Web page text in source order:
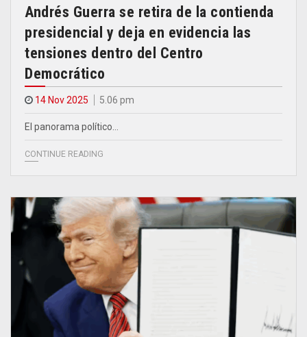
Andrés Guerra se retira de la contienda
presidencial y deja en evidencia las
tensiones dentro del Centro
Democrático
14 Nov 2025 5.06 pm
El panorama político…
CONTINUE READING